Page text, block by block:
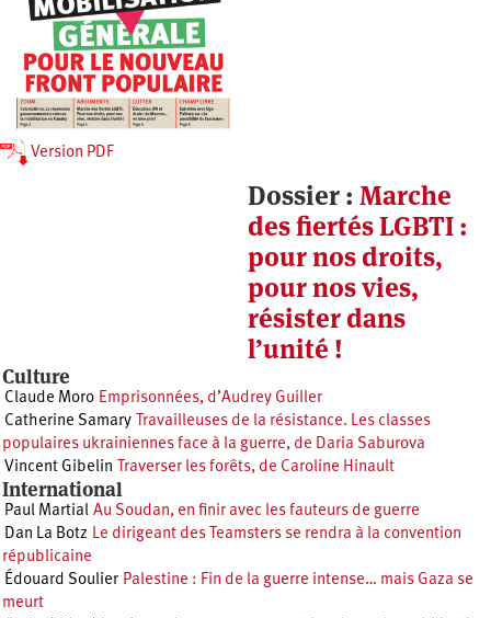
Version PDF
Dossier : Marche
des fiertés LGBTI :
pour nos droits,
pour nos vies,
résister dans
l’unité !
Culture
Claude Moro Emprisonnées, d’Audrey Guiller
Catherine Samary Travailleuses de la résistance. Les classes
populaires ukrainiennes face à la guerre, de Daria Saburova
Vincent Gibelin Traverser les forêts, de Caroline Hinault
International
Paul Martial Au Soudan, en finir avec les fauteurs de guerre
Dan La Botz Le dirigeant des Teamsters se rendra à la convention
républicaine
Édouard Soulier Palestine : Fin de la guerre intense… mais Gaza se
meurt